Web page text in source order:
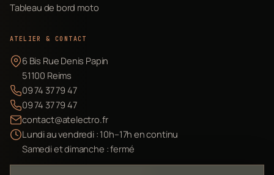
Tableau de bord moto
ATELIER & CONTACT
6 Bis Rue Denis Papin
51100 Reims
09 74 37 79 47
09 74 37 79 47
contact@atelectro.fr
Lundi au vendredi : 10h–17h en continu
Samedi et dimanche : fermé